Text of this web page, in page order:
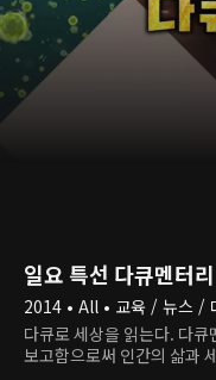
일요 특선 다큐멘터리
2014 • All • 교육 / 뉴스 /
다큐로 세상을 읽는다. 다
보고함으로써 인간의 삶과